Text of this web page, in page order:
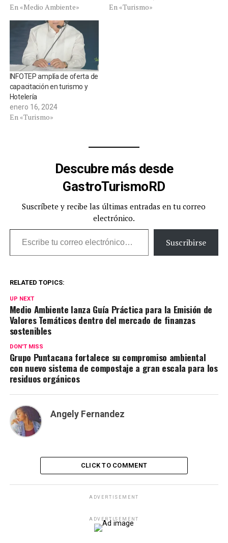
En «Medio Ambiente» En «Turismo»
INFOTEP amplía de oferta de
capacitación en turismo y
Hotelería
enero 16, 2024
En «Turismo»
Descubre más desde
GastroTurismoRD
Suscríbete y recibe las últimas entradas en tu correo
electrónico.
Escribe tu correo electrónico…
Suscribirse
RELATED TOPICS:
UP NEXT
Medio Ambiente lanza Guía Práctica para la Emisión de
Valores Temáticos dentro del mercado de finanzas
sostenibles
DON'T MISS
Grupo Puntacana fortalece su compromiso ambiental
con nuevo sistema de compostaje a gran escala para los
residuos orgánicos
Angely Fernandez
CLICK TO COMMENT
ADVERTISEMENT
ADVERTISEMENT